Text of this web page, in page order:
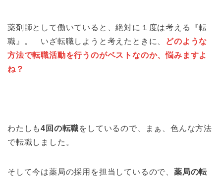
薬剤師として働いていると、絶対に１度は考える『転
職』。 いざ転職しようと考えたときに、
どのような
方法で転職活動を行うのがベストなのか、悩みますよ
ね？
わたしも4回の転職をしているので、まぁ、色んな方法
で転職しました。
そして今は薬局の採用を担当しているので、 薬局の転